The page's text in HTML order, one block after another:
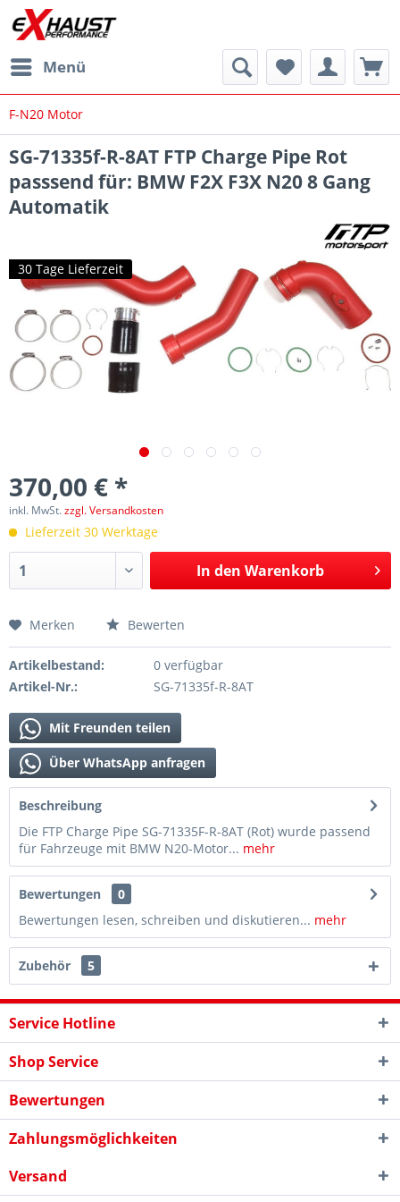
Menü
F-N20 Motor
SG-71335f-R-8AT FTP Charge Pipe Rot
passsend für: BMW F2X F3X N20 8 Gang
Automatik
30 Tage Lieferzeit
370,00 € *
inkl. MwSt.zzgl. Versandkosten
Lieferzeit 30 Werktage
In den Warenkorb
Merken Bewerten
Artikelbestand:
0 verfügbar
Artikel-Nr.:
SG-71335f-R-8AT
Mit Freunden teilen
Über WhatsApp anfragen
Beschreibung
Die FTP Charge Pipe SG-71335F-R-8AT (Rot) wurde passend
für Fahrzeuge mit BMW N20-Motor... mehr
Bewertungen
0
Bewertungen lesen, schreiben und diskutieren... mehr
Zubehör 5
Service Hotline
Shop Service
Bewertungen
Zahlungsmöglichkeiten
Versand